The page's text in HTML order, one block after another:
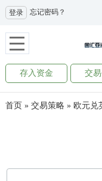
登录 忘记密码？
存入资金 交
首页 » 交易策略 » 欧元兑